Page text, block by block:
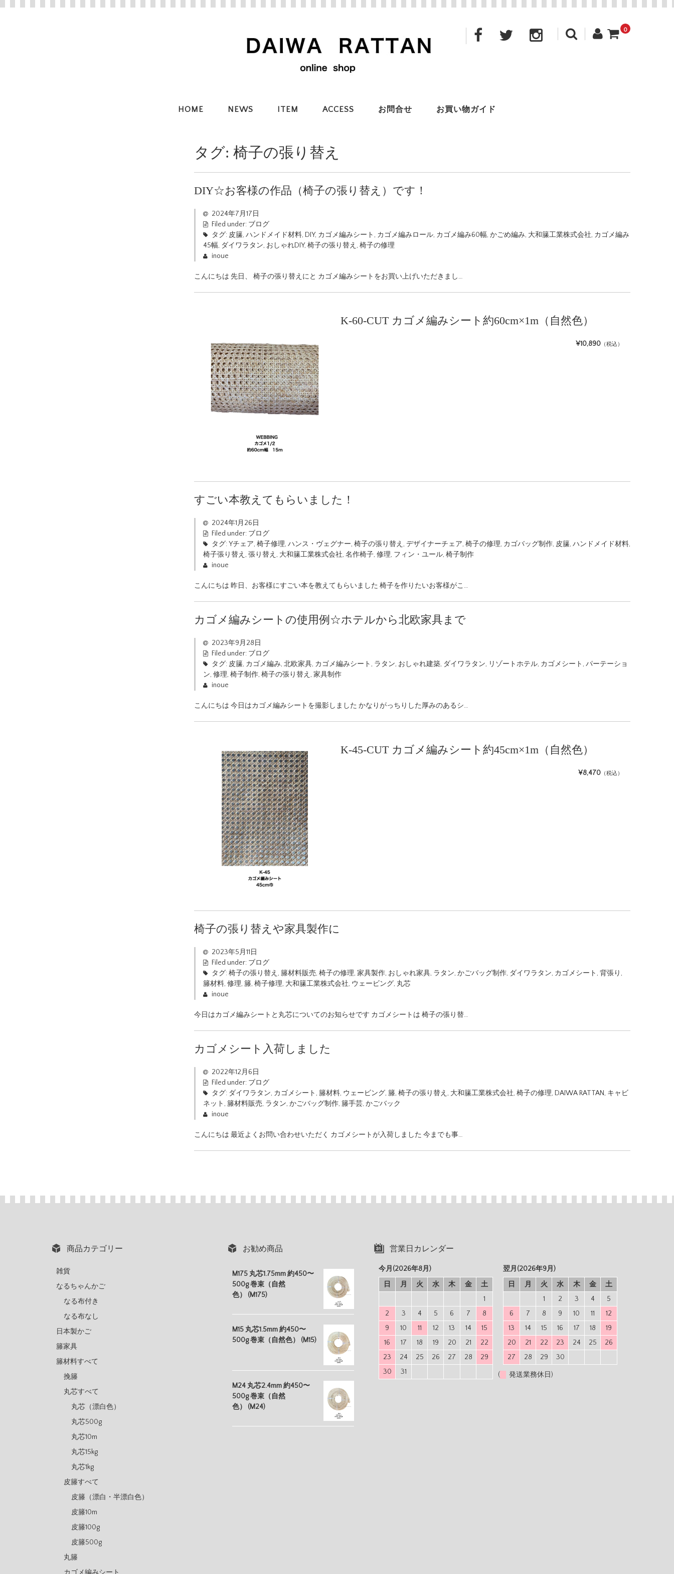
0
HOME NEWS ITEM ACCESS お問合せ お買い物ガイド
タグ: 椅子の張り替え
DIY☆お客様の作品（椅子の張り替え）です！
2024年7月17日
Filed under: ブログ
タグ: 皮籘, ハンドメイド材料, DIY, カゴメ編みシート , カゴメ編みロール, カゴメ編み60幅, かごめ編み, 大和籘工業株式会社, カゴメ編み
45幅, ダイワラタン, おしゃれDIY, 椅子の張り替え , 椅子の修理
inoue
こんにちは 先日、 椅子の張り替えにと カゴメ編みシートをお買い上げいただきまし…
K-60-CUT カゴメ編みシート約60cm×1m（自然色）
¥10,890 （税込）
すごい本教えてもらいました！
2024年1月26日
Filed under: ブログ
タグ:Yチェア, 椅子修理, ハンス・ヴェグナー, 椅子の張り替え , デザイナーチェア, 椅子の修理, カゴバッグ制作, 皮籘, ハンドメイド材料,
椅子張り替え , 張り替え , 大和籘工業株式会社, 名作椅子, 修理, フィン・ユール, 椅子制作
inoue
こんにちは 昨日、お客様にすごい本を教えてもらいました 椅子を作りたいお客様がこ…
カゴメ編みシートの使用例☆ホテルから北欧家具まで
2023年9月28日
Filed under: ブログ
タグ: 皮籘, カゴメ編み, 北欧家具, カゴメ編みシート , ラタン, おしゃれ建築, ダイワラタン, リゾートホテル, カゴメシート , パーテーショ
ン, 修理, 椅子制作, 椅子の張り替え , 家具制作
inoue
こんにちは 今日はカゴメ編みシートを撮影しました かなりがっちりした厚みのあるシ…
K-45-CUT カゴメ編みシート約45cm×1m（自然色）
¥8,470 （税込）
椅子の張り替えや家具製作に
2023年5月11日
Filed under: ブログ
タグ:椅子の張り替え , 籐材料販売, 椅子の修理, 家具製作, おしゃれ家具, ラタン, かごバッグ制作, ダイワラタン, カゴメシート , 背張り ,
籐材料, 修理, 籐, 椅子修理, 大和籘工業株式会社, ウェービング, 丸芯
inoue
今日はカゴメ編みシートと丸芯についてのお知らせです カゴメシートは 椅子の張り替…
カゴメシート入荷しました
2022年12月6日
Filed under: ブログ
タグ: ダイワラタン, カゴメシート , 籐材料, ウェービング, 籐, 椅子の張り替え , 大和籘工業株式会社, 椅子の修理, DAIWA RATTAN, キャビ
ネット , 籐材料販売, ラタン, かごバッグ制作, 籐手芸, かごバック
inoue
こんにちは 最近よくお問い合わせいただく カゴメシートが入荷しました 今までも事…
商品カテゴリー
雑貨
なるちゃんかご
なる布付き
なる布なし
日本製かご
籐家具
籐材料すべて
挽籐
丸芯すべて
丸芯（漂白色）
丸芯500g
丸芯10m
丸芯15kg
丸芯1kg
皮籐すべて
皮籐（漂白・半漂白色）
皮籐10m
皮籐100g
皮籐500g
丸籐
カゴメ編みシート
お勧め商品
M175 丸芯1.75mm 約450〜
500g 巻束（自然
色） (M175)
M15 丸芯1.5mm 約450〜
500g 巻束（自然色） (M15)
M24 丸芯2.4mm 約450〜
500g 巻束（自然
色） (M24)
営業日カレンダー
今月(2026年8月)
日
月 火 水 木 金
土
1
2
3 4 5 6 7
8
9
10 11 12 13 14
15
16
17 18 19 20 21
22
23
24 25 26 27 28
29
30
31
翌月(2026年9月)
日
月 火 水 木 金
土
1
2 3 4
5
6
7 8 9 10 11
12
13
14 15 16 17 18
19
20
21 22 23 24 25
26
27
28 29 30
( 発送業務休日)